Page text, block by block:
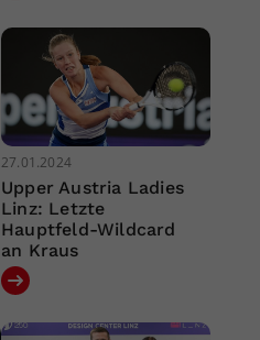
27.01.2024
Upper Austria Ladies
Linz: Letzte
Hauptfeld-Wildcard
an Kraus